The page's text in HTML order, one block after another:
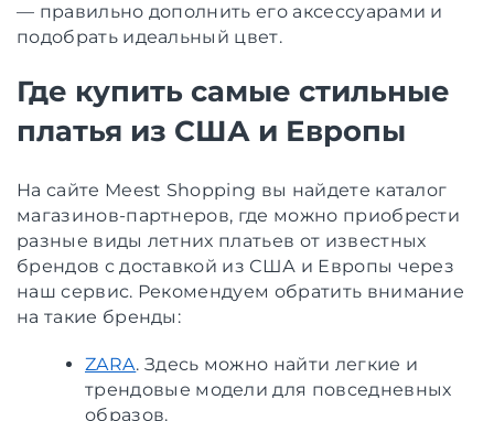
— правильно дополнить его аксессуарами и
подобрать идеальный цвет.
Где купить самые стильные
платья из США и Европы
На сайте Meest Shopping вы найдете каталог
магазинов-партнеров, где можно приобрести
разные виды летних платьев от известных
брендов с доставкой из США и Европы через
наш сервис. Рекомендуем обратить внимание
на такие бренды:
ZARA. Здесь можно найти легкие и
трендовые модели для повседневных
образов.